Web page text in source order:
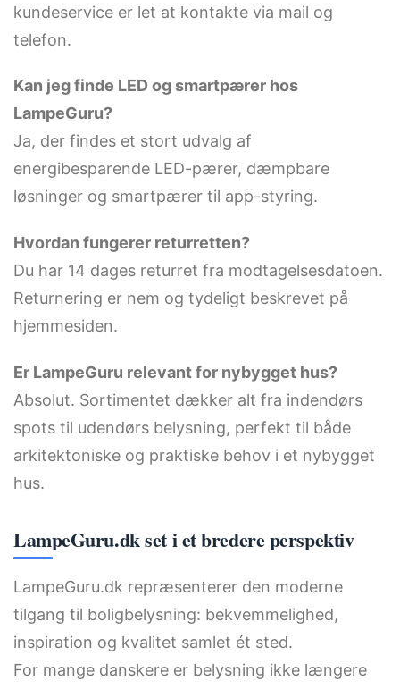
kundeservice er let at kontakte via mail og
telefon.
Kan jeg finde LED og smartpærer hos
LampeGuru?
Ja, der findes et stort udvalg af
energibesparende LED-pærer, dæmpbare
løsninger og smartpærer til app-styring.
Hvordan fungerer returretten?
Du har 14 dages returret fra modtagelsesdatoen.
Returnering er nem og tydeligt beskrevet på
hjemmesiden.
Er LampeGuru relevant for nybygget hus?
Absolut. Sortimentet dækker alt fra indendørs
spots til udendørs belysning, perfekt til både
arkitektoniske og praktiske behov i et nybygget
hus.
LampeGuru.dk set i et bredere perspektiv
LampeGuru.dk repræsenterer den moderne
tilgang til boligbelysning: bekvemmelighed,
inspiration og kvalitet samlet ét sted.
For mange danskere er belysning ikke længere